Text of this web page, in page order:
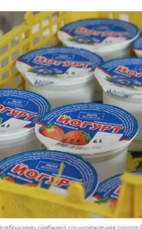
снабжают соцучреждения города